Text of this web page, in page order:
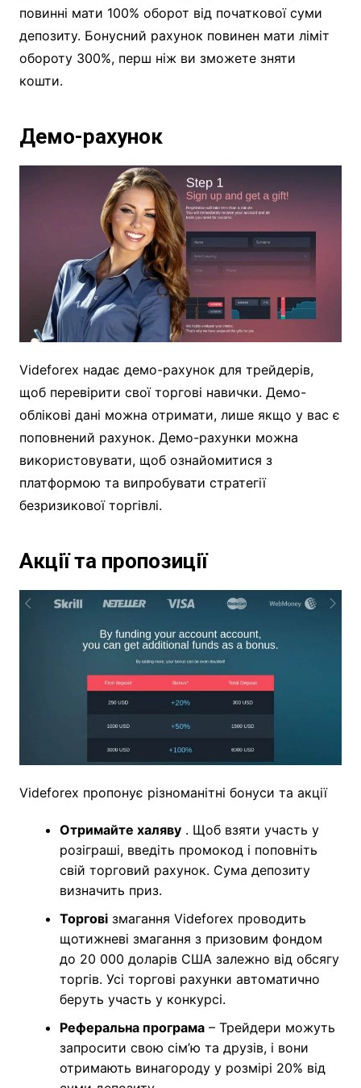
повинні мати 100% оборот від початкової суми
депозиту. Бонусний рахунок повинен мати ліміт
обороту 300%, перш ніж ви зможете зняти
кошти.
Демо-рахунок
Videforex надає демо-рахунок для трейдерів,
щоб перевірити свої торгові навички. Демо-
облікові дані можна отримати, лише якщо у вас є
поповнений рахунок. Демо-рахунки можна
використовувати, щоб ознайомитися з
платформою та випробувати стратегії
безризикової торгівлі.
Акції та пропозиції
Videforex пропонує різноманітні бонуси та акції
Отримайте халяву. Щоб взяти участь у
розіграші, введіть промокод і поповніть
свій торговий рахунок. Сума депозиту
визначить приз.
Торговізмагання Videforex проводить
щотижневі змагання з призовим фондом
до 20 000 доларів США залежно від обсягу
торгів. Усі торгові рахунки автоматично
беруть участь у конкурсі.
Реферальна програма– Трейдери можуть
запросити свою сім’ю та друзів, і вони
отримають винагороду у розмірі 20% від